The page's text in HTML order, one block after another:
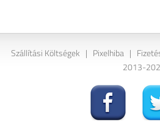
Szállítási Költségek | Pixelhiba |
2013-